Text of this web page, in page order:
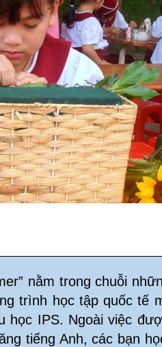
nằm trong chuỗi
trình học tập quốc tế
học IPS. Ngoài việc
tiếng Anh, các bạn